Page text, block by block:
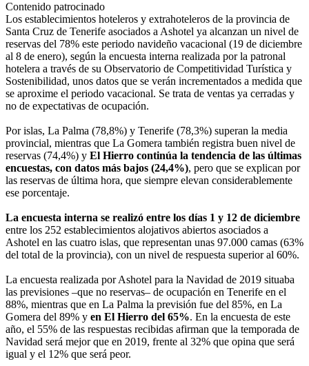
Contenido patrocinado
Los establecimientos hoteleros y extrahoteleros de la provincia de
Santa Cruz de Tenerife asociados a Ashotel ya alcanzan un nivel de
reservas del 78% este periodo navideño vacacional (19 de diciembre
al 8 de enero), según la encuesta interna realizada por la patronal
hotelera a través de su Observatorio de Competitividad Turística y
Sostenibilidad, unos datos que se verán incrementados a medida que
se aproxime el periodo vacacional. Se trata de ventas ya cerradas y
no de expectativas de ocupación.
Por islas, La Palma (78,8%) y Tenerife (78,3%) superan la media
provincial, mientras que La Gomera también registra buen nivel de
reservas (74,4%) y El Hierro continúa la tendencia de las últimas
encuestas, con datos más bajos (24,4%), pero que se explican por
las reservas de última hora, que siempre elevan considerablemente
ese porcentaje.
La encuesta interna se realizó entre los días 1 y 12 de diciembre
entre los 252 establecimientos alojativos abiertos asociados a
Ashotel en las cuatro islas, que representan unas 97.000 camas (63%
del total de la provincia), con un nivel de respuesta superior al 60%.
La encuesta realizada por Ashotel para la Navidad de 2019 situaba
las previsiones ‒que no reservas‒ de ocupación en Tenerife en el
88%, mientras que en La Palma la previsión fue del 85%, en La
Gomera del 89% y en El Hierro del 65%. En la encuesta de este
año, el 55% de las respuestas recibidas afirman que la temporada de
Navidad será mejor que en 2019, frente al 32% que opina que será
igual y el 12% que será peor.